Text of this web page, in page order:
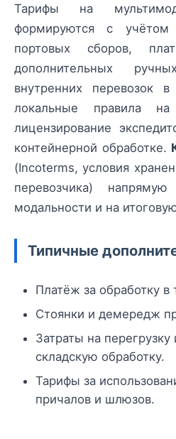
Тарифы на
формируются с учётом
портовых сборов,
дополнительных
внутренних перевозок
локальные правила на
лицензирование
контейнерной обработке.
(Incoterms, условия
перевозчика)
модальности и на
Типичные
Платёж за обработку
Стоянки и демередж
Затраты на
складскую обработку.
Тарифы за
причалов и шлюзов.